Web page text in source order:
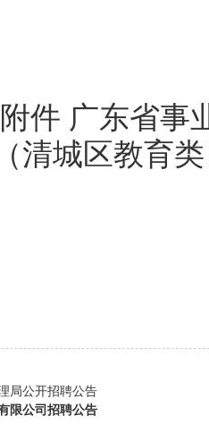
附件 广东省事
清城区教育
局公开招聘公告
限公司招聘公告